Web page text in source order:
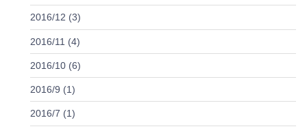
2016/12 (3)
2016/11 (4)
2016/10 (6)
2016/9 (1)
2016/7 (1)